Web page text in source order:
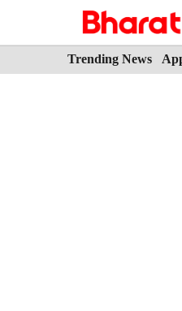
Trending News